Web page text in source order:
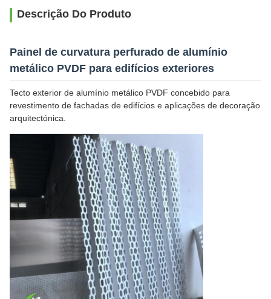
Descrição Do Produto
Painel de curvatura perfurado de alumínio
metálico PVDF para edifícios exteriores
Tecto exterior de alumínio metálico PVDF concebido para
revestimento de fachadas de edifícios e aplicações de decoração
arquitectónica.